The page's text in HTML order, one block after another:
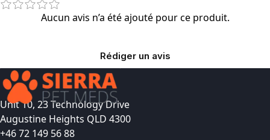
Aucun avis n’a été ajouté pour ce produit.
Rédiger un avis
Unit 10, 23 Technology Drive
Augustine Heights QLD 4300
+46 72 149 56 88